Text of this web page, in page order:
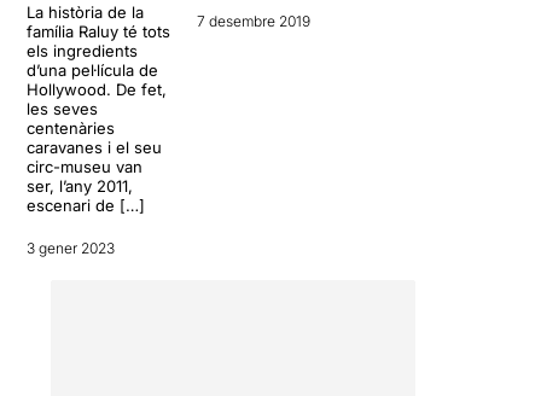
La història de la
família Raluy té tots
els ingredients
d’una pel·lícula de
Hollywood. De fet,
les seves
centenàries
caravanes i el seu
circ-museu van
ser, l’any 2011,
escenari de […]
3 gener 2023
7 desembre 2019